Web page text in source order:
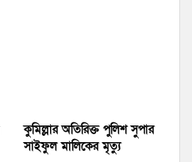
কুমিল্লার অতিরিক্ত পুলিশ সুপার
সাইফুল মালিকের মৃত্যু